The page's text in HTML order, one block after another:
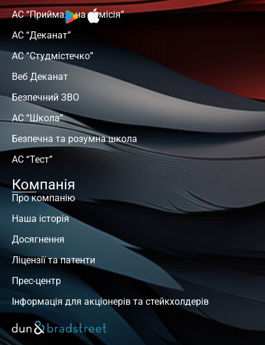
АС “Приймальна комісія”
АС “Деканат”
АС “Студмістечко”
Веб Деканат
Безпечний ЗВО
АС “Школа”
Безпечна та розумна школа
АС “Тест”
Компанія
Про компанію
Наша історія
Досягнення
Ліцензії та патенти
Прес-центр
Інформація для акціонерів та стейкхолдерів